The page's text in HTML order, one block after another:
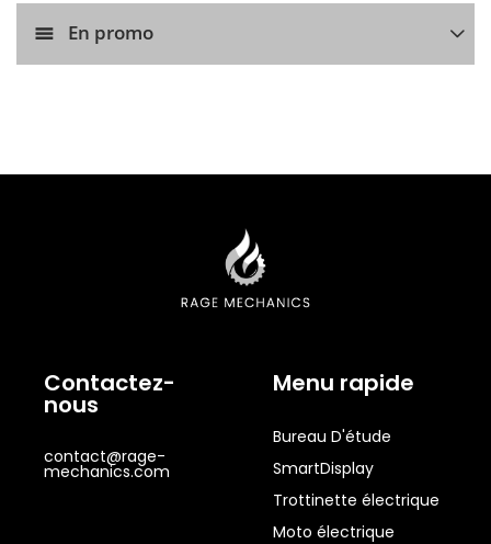
En promo
Contactez-
nous
contact@rage-
mechanics.com
Menu rapide
Bureau D'étude
SmartDisplay
Trottinette électrique
Moto électrique